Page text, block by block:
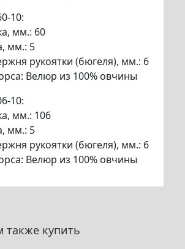
10:
мм.: 60
мм.: 5
рукоятки (бюгеля), мм.: 6
Велюр из 100% овчины
10:
мм.: 106
мм.: 5
рукоятки (бюгеля), мм.: 6
Велюр из 100% овчины
также купить